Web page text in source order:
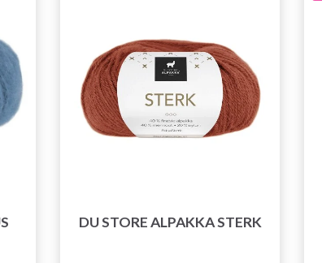
DU STORE ALPAKKA STERK